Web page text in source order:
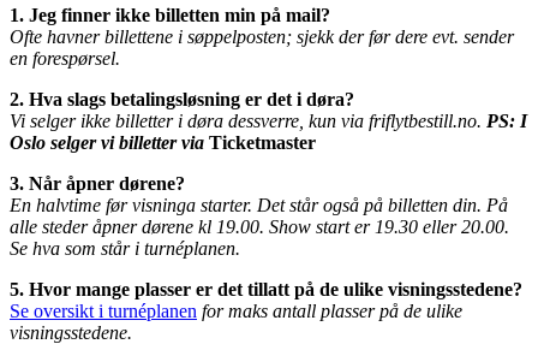
1. Jeg finner ikke billetten min på mail?
Ofte havner billettene i søppelposten; sjekk der før dere evt. sender
en forespørsel.
2. Hva slags betalingsløsning er det i døra?
Vi selger ikke billetter i døra dessverre, kun via friflytbestill.no. PS: I
Oslo selger vi billetter via Ticketmaster
3. Når åpner dørene?
En halvtime før visninga starter. Det står også på billetten din. På
alle steder åpner dørene kl 19.00. Show start er 19.30 eller 20.00.
Se hva som står i turnéplanen.
5. Hvor mange plasser er det tillatt på de ulike visningsstedene?
Se oversikt i turnéplanen for maks antall plasser på de ulike
visningsstedene.